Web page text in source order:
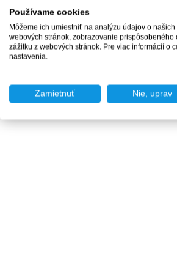
Používame cookies
Môžeme ich umiestniť na analýzu údajov o
webových stránok, zobrazovanie
zážitku z webových stránok. Pre viac informácií o
nastavenia.
Zamietnuť Nie, uprav